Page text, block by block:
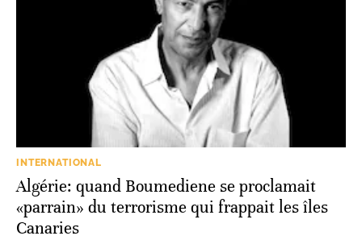
INTERNATIONAL
Algérie: quand Boumediene se proclamait
«parrain» du terrorisme qui frappait les îles
Canaries